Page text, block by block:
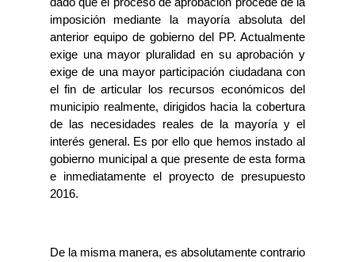
imposición mediante la mayoría absoluta del
anterior equipo de gobierno del PP. Actualmente
exige una mayor pluralidad en su aprobación y
exige de una mayor participación ciudadana con
el fin de articular los recursos económicos del
municipio realmente, dirigidos hacia la cobertura
de las necesidades reales de la mayoría y el
interés general. Es por ello que hemos instado al
gobierno municipal a que presente de esta forma
e inmediatamente el proyecto de presupuesto
2016.
De la misma manera, es absolutamente contrario